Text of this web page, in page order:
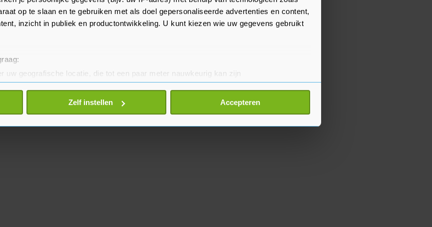
op te slaan en te gebruiken met als doel gepersonaliseerde advertenties en content,
inzicht in publiek en productontwikkeling. U kunt kiezen wie uw gegevens gebruikt
uw geografische locatie, die tot een paar meter nauwkeurig kan zijn
het actief te scannen op specifieke eigenschappen (fingerprinting)
gegevens worden verwerkt en stel uw voorkeuren in het
detailgedeelte
of intrekken in de Cookieverklaring.
Zelf instellen Accepteren